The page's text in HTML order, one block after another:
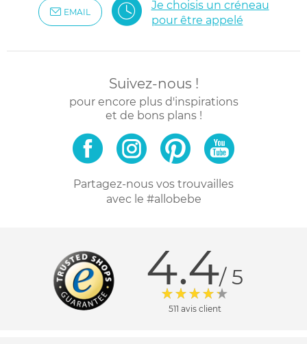
EMAIL
Je choisis un créneau
pour être appelé
Suivez-nous !
pour encore plus d'inspirations
et de bons plans !
Partagez-nous vos trouvailles
avec le #allobebe
4.4/ 5
511 avis client